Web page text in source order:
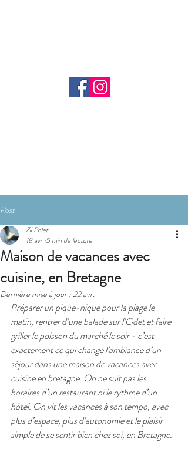
Post
Maison de vacances avec
cuisine, en Bretagne
Zil Polet
18 avr. 5 min de lecture
Dernière mise à jour :22 avr.
Préparer un pique-nique pour la plage le
matin, rentrer d’une balade sur l’Odet et faire
griller le poisson du marché le soir - c’est
exactement ce qui change l’ambiance d’un
séjour dans une maison de vacances avec
cuisine en bretagne. On ne suit pas les
horaires d’un restaurant ni le rythme d’un
hôtel. On vit les vacances à son tempo, avec
plus d’espace, plus d’autonomie et le plaisir
simple de se sentir bien chez soi, en Bretagne.